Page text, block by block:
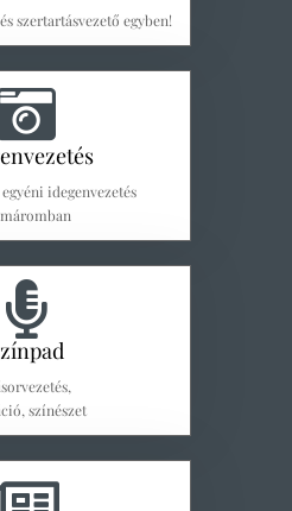
szertartásvezető egyben!
idegenvezetés
színészet